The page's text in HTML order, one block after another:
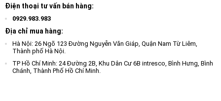
Điện thoại tư vấn bán hàng:
0929.983.983
Địa chỉ mua hàng:
Hà Nội: 26 Ngõ 123 Đường Nguyễn Văn Giáp, Quận Nam Từ Liêm,
Thành phố Hà Nội.
TP Hồ Chí Minh: 24 Đường 2B, Khu Dân Cư 6B intresco, Bình Hưng, Bình
Chánh, Thành Phố Hồ Chí Minh.